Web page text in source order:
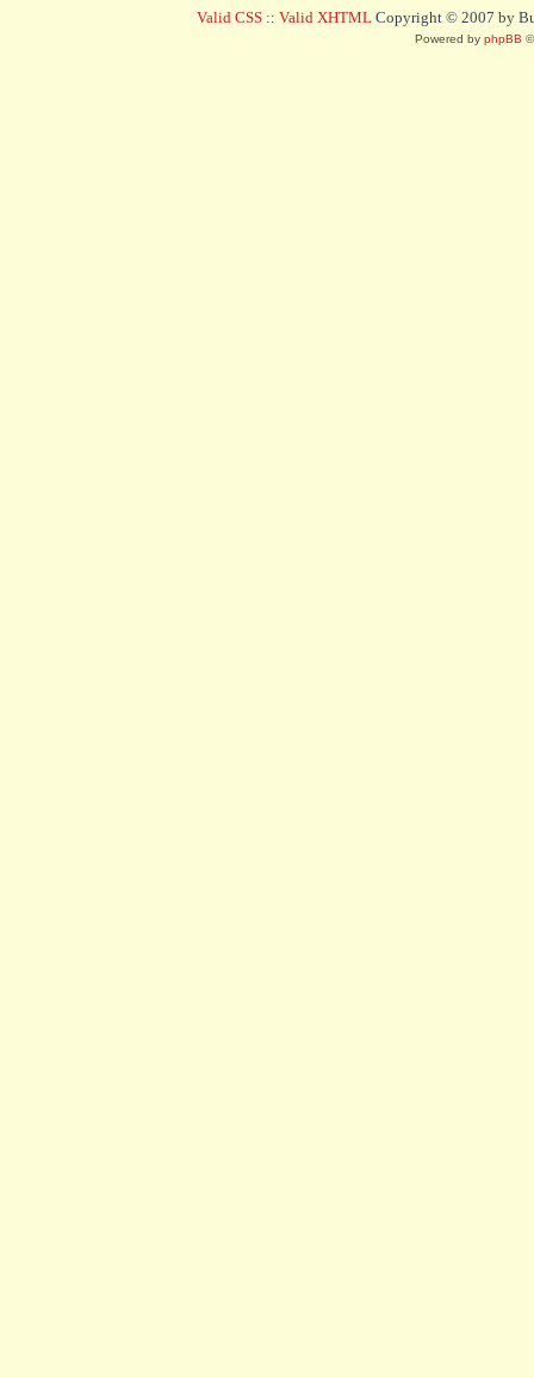
Valid CSS :: Valid XHTML Copyright © 2007 by
Powered by phpBB